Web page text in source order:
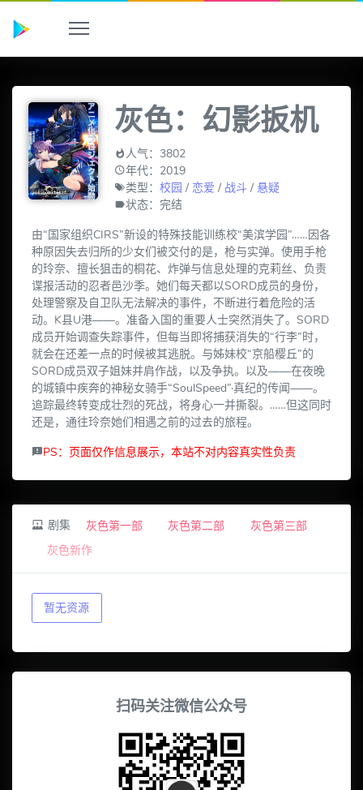
灰色：幻影扳机
人气：3802
年代：2019
类型：校园 / 恋爱 / 战斗 /悬疑
状态：完结
由“国家组织CIRS”新设的特殊技能训练校“美滨学园”……因各
种原因失去归所的少女们被交付的是，枪与实弹。使用手枪
的玲奈、擅长狙击的桐花、炸弹与信息处理的克莉丝、负责
谍报活动的忍者邑沙季。她们每天都以SORD成员的身份，
处理警察及自卫队无法解决的事件，不断进行着危险的活
动。K县U港——。准备入国的重要人士突然消失了。SORD
成员开始调查失踪事件，但每当即将捕获消失的“行李”时，
就会在还差一点的时候被其逃脱。与姊妹校“京船樱丘”的
SORD成员双子姐妹并肩作战，以及争执。以及——在夜晚
的城镇中疾奔的神秘女骑手“SoulSpeed”·真纪的传闻——。
追踪最终转变成壮烈的死战，将身心一并撕裂。……但这同时
还是，通往玲奈她们相遇之前的过去的旅程。
PS：页面仅作信息展示，本站不对内容真实性负责
剧集 灰色第一部 灰色第二部
灰色第三部
灰色新作
暂无资源
扫码关注微信公众号